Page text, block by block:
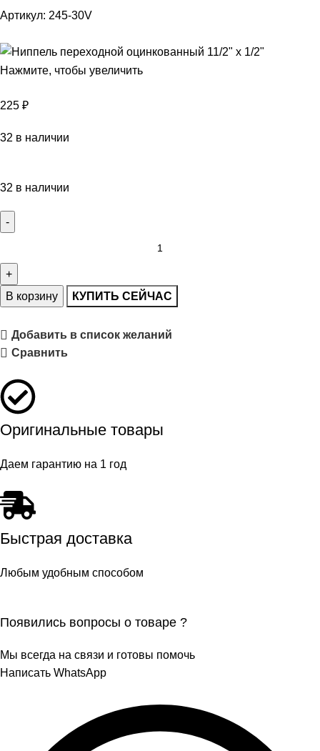
Артикул: 245-30V
Нажмите, чтобы увеличить
225 ₽
32 в наличии
32 в наличии
В корзину КУПИТЬ СЕЙЧАС
Добавить в список желаний
Сравнить
Оригинальные товары
Даем гарантию на 1 год
Быстрая доставка
Любым удобным способом
Появились вопросы о товаре ?
Мы всегда на связи и готовы помочь
Написать WhatsApp